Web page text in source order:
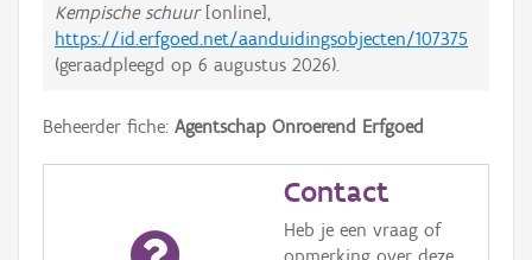
Kempische schuur[online],
https://id.erfgoed.net/aanduidingsobjecten/107375
(geraadpleegd op 6 augustus 2026).
Beheerder fiche: Agentschap Onroerend Erfgoed
Contact
Heb je een vraag of